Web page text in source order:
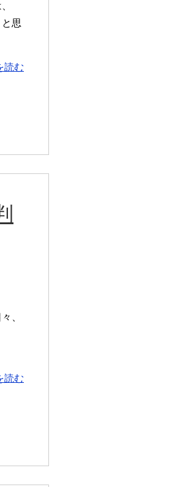
思
読む
、
読む